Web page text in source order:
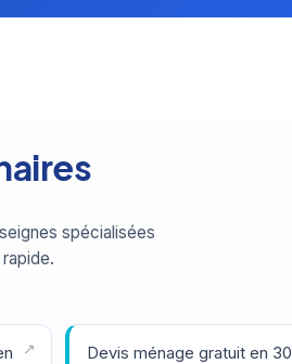
spécialisées
Devis ménage gratuit en 30